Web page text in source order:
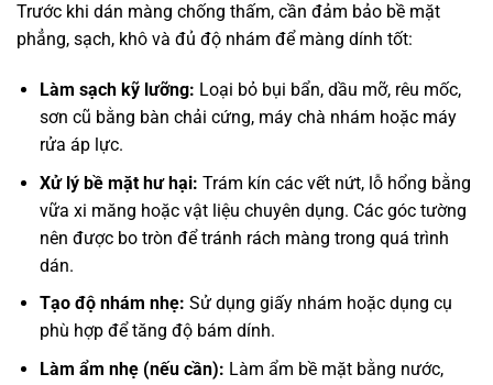
Trước khi dán màng chống thấm, cần đảm bảo bề mặt
phẳng, sạch, khô và đủ độ nhám để màng dính tốt:
Làm sạch kỹ lưỡng: Loại bỏ bụi bẩn, dầu mỡ, rêu mốc,
sơn cũ bằng bàn chải cứng, máy chà nhám hoặc máy
rửa áp lực.
Xử lý bề mặt hư hại: Trám kín các vết nứt, lỗ hổng bằng
vữa xi măng hoặc vật liệu chuyên dụng. Các góc tường
nên được bo tròn để tránh rách màng trong quá trình
dán.
Tạo độ nhám nhẹ: Sử dụng giấy nhám hoặc dụng cụ
phù hợp để tăng độ bám dính.
Làm ẩm nhẹ (nếu cần): Làm ẩm bề mặt bằng nước,